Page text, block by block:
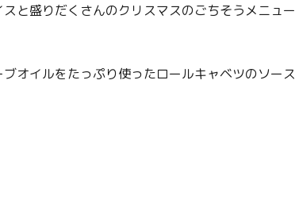
と盛りだくさんのクリスマスのごちそうメニュー
オイルをたっぷり使ったロールキャベツのソース